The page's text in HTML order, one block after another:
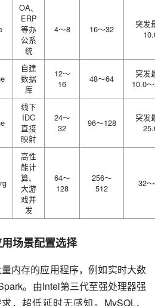
OA、
ERP
等办
公系
统
4～8 16～32
突发
自建
数据
库
12～
16
48～64
突发
10.0
线下
IDC
直接
映射
24～
32
96～128
突发
高性
能计
算、
大游
戏并
发
64～
128
256～
512
32
场景配置选择
内存的应用程序，例如实时大数
。由Intel第三代至强处理器强
，超低延时无感知。MySQL、